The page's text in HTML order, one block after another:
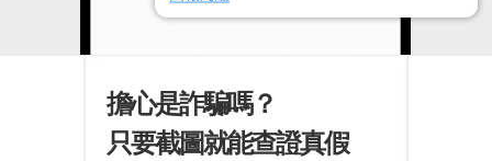
擔心是詐騙嗎？
只要截圖就能查證真假